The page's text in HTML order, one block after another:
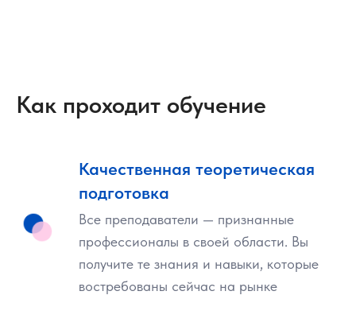
Как проходит обучение
Качественная теоретическая
подготовка
Все преподаватели — признанные
профессионалы в своей области. Вы
получите те знания и навыки, которые
востребованы сейчас на рынке
Физтех-школа
Прикладной
атематики и
нформатикиМФТИ